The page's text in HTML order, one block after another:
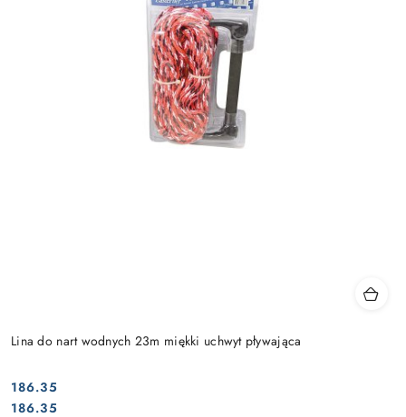
Lina do nart wodnych 23m miękki uchwyt pływająca
Cena:
186.35
Cena:
186.35